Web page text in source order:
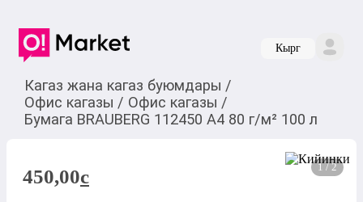
Кырг
Кагаз жана кагаз буюмдары /
Офис кагазы / Офис кагазы /
Бумага BRAUBERG 112450 A4 80 г/м² 100 л
1 / 2
450,00c